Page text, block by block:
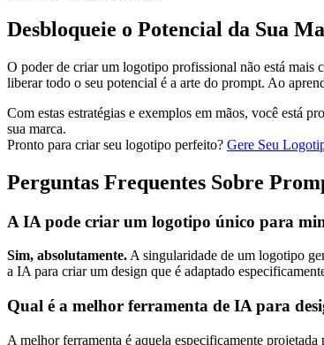
Desbloqueie o Potencial da Sua
O poder de criar um logotipo profissional não está mais
liberar todo o seu potencial é a arte do prompt. Ao
Com estas estratégias e exemplos em mãos, você está
sua marca.
Pronto para criar seu logotipo perfeito? Gere Seu
Perguntas Frequentes Sobre
A IA pode criar um logotipo único para
Sim, absolutamente. A singularidade de um logotipo
a IA para criar um design que é adaptado
Qual é a melhor ferramenta de IA para
A melhor ferramenta é aquela especificamente projetada